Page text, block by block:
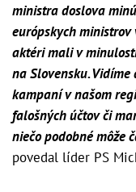
ministra doslova
európskych ministrov
aktéri mali v
na Slovensku.
kampaní v našom
falošných účtov či
niečo podobné môže
povedal líder PS